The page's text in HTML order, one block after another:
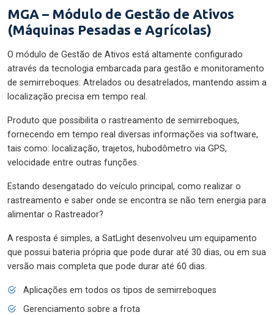
MGA – Módulo de Gestão de Ativos
(Máquinas Pesadas e Agrícolas)
O módulo de Gestão de Ativos está altamente configurado
através da tecnologia embarcada para gestão e monitoramento
de semirreboques: Atrelados ou desatrelados, mantendo assim a
localização precisa em tempo real.
Produto que possibilita o rastreamento de semirreboques,
fornecendo em tempo real diversas informações via software,
tais como: localização, trajetos, hubodômetro via GPS,
velocidade entre outras funções.
Estando desengatado do veículo principal, como realizar o
rastreamento e saber onde se encontra se não tem energia para
alimentar o Rastreador?
A resposta é simples, a SatLight desenvolveu um equipamento
que possui bateria própria que pode durar até 30 dias, ou em sua
versão mais completa que pode durar até 60 dias.
Aplicações em todos os tipos de semirreboques
Gerenciamento sobre a frota